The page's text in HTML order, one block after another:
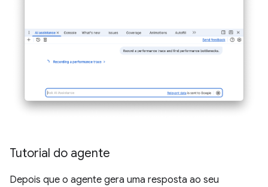
Tutorial do agente
Depois que o agente gera uma resposta ao seu